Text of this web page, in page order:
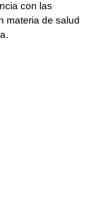
con las
materia de salud